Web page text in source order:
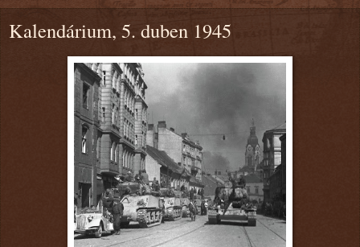
Kalendárium, 5. duben 1945